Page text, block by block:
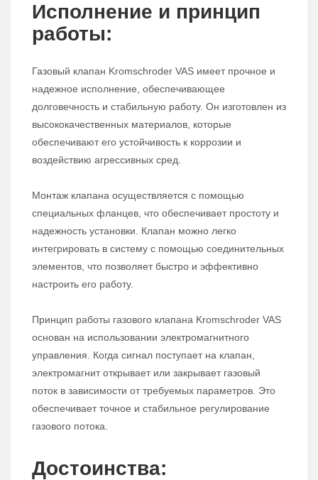
Исполнение и принцип
работы:
Газовый клапан Kromschroder VAS имеет прочное и
надежное исполнение, обеспечивающее
долговечность и стабильную работу. Он изготовлен из
высококачественных материалов, которые
обеспечивают его устойчивость к коррозии и
воздействию агрессивных сред.
Монтаж клапана осуществляется с помощью
специальных фланцев, что обеспечивает простоту и
надежность установки. Клапан можно легко
интегрировать в систему с помощью соединительных
элементов, что позволяет быстро и эффективно
настроить его работу.
Принцип работы газового клапана Kromschroder VAS
основан на использовании электромагнитного
управления. Когда сигнал поступает на клапан,
электромагнит открывает или закрывает газовый
поток в зависимости от требуемых параметров. Это
обеспечивает точное и стабильное регулирование
газового потока.
Достоинства: